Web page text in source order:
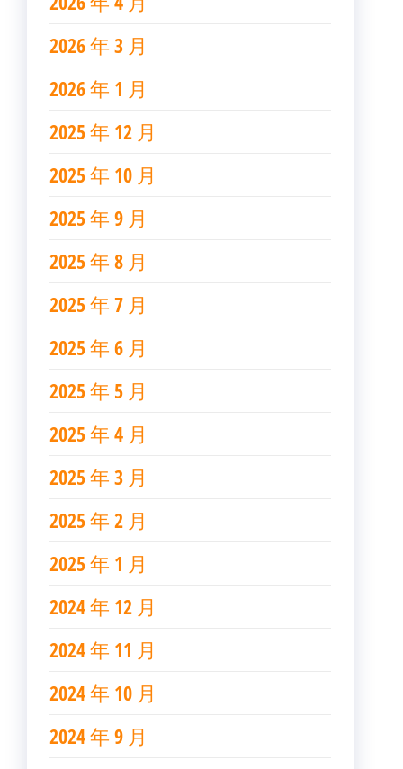
2026 年 3 月
2026 年 1 月
2025 年 12 月
2025 年 10 月
2025 年 9 月
2025 年 8 月
2025 年 7 月
2025 年 6 月
2025 年 5 月
2025 年 4 月
2025 年 3 月
2025 年 2 月
2025 年 1 月
2024 年 12 月
2024 年 11 月
2024 年 10 月
2024 年 9 月